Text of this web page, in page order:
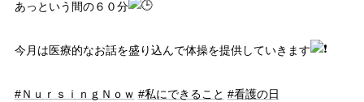
あっという間の６０分
今月は医療的なお話を盛り込んで体操を提供していきます
#ＮｕｒｓｉｎｇＮｏｗ #私にできること #看護の日